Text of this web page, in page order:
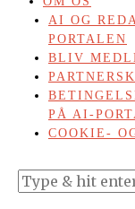
AI OG
PORTALEN
BLIV
PÅ AI-
COOKIE-